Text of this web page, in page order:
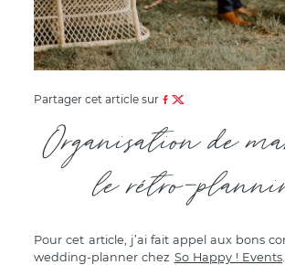
Partager cet article sur
Organisation de
le rétro-
Pour cet article, j’ai fait appel aux bons
wedding-planner chez So Happy ! Events